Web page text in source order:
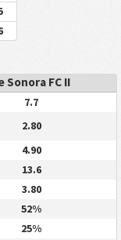
FC II
7.7
2.80
4.90
13.6
3.80
52%
25%